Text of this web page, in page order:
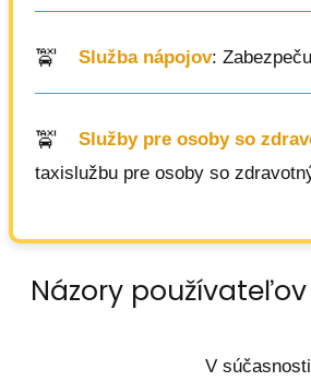
Služba nápojov:
Služby pre osoby so
taxislužbu pre osoby so
Názory používateľov
V